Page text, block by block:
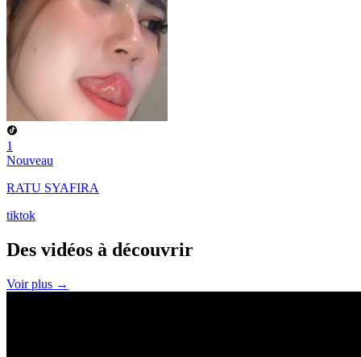
1
Nouveau
RATU SYAFIRA
tiktok
Des vidéos à découvrir
Voir plus →